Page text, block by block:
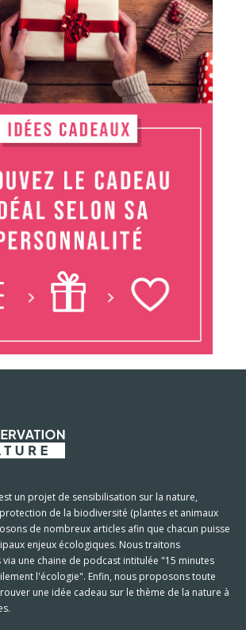
un projet de sensibilisation sur la nature,
de la biodiversité (plantes et animaux
de nombreux articles afin que chacun puisse
enjeux écologiques. Nous traitons
une chaine de podcast intitulée "15 minutes
l'écologie". Enfin, nous proposons toute
une idée cadeau sur le thème de la nature à